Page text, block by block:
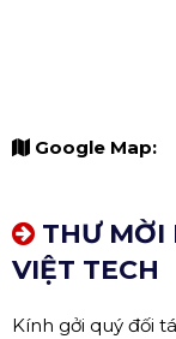
Google Map:
THƯ MỜI
VIỆT TECH
Kính gởi quý đối